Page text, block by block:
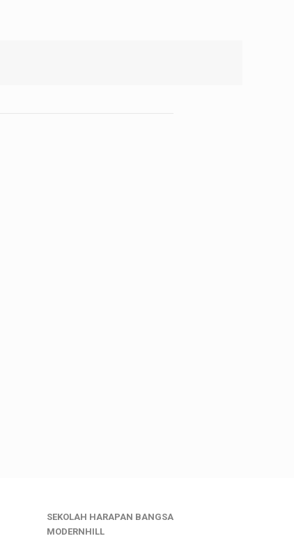
SEKOLAH HARAPAN BANGSA
MODERNHILL